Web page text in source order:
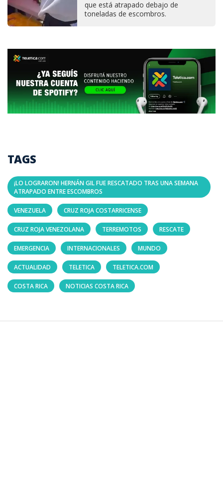
que está atrapado debajo de
toneladas de escombros.
TAGS
¡LO LOGRARON! HERNÁN GIL FUE RESCATADO TRAS UNA SEMANA
ATRAPADO ENTRE ESCOMBROS
VENEZUELA CRUZ ROJA COSTARRICENSE
CRUZ ROJA VENEZOLANA TERREMOTOS RESCATE
EMERGENCIA INTERNACIONALES MUNDO
ACTUALIDAD TELETICA TELETICA.COM
COSTA RICA NOTICIAS COSTA RICA